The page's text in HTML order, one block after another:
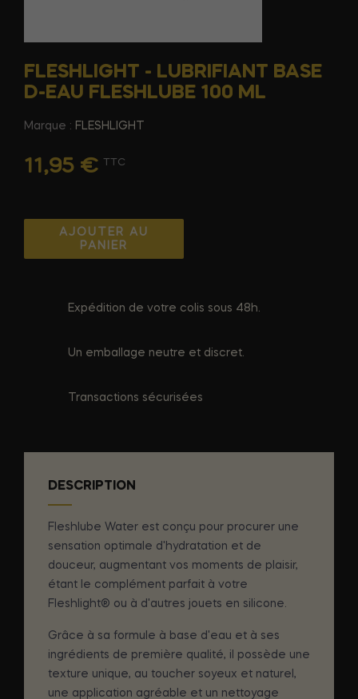
FLESHLIGHT - LUBRIFIANT BASE
D-EAU FLESHLUBE 100 ML
Marque : FLESHLIGHT
11,95 € TTC
AJOUTER AU
PANIER
Expédition de votre colis sous 48h.
Un emballage neutre et discret.
Transactions sécurisées
DESCRIPTION
Fleshlube Water est conçu pour procurer une
sensation optimale d'hydratation et de
douceur, augmentant vos moments de plaisir,
étant le complément parfait à votre
Fleshlight® ou à d'autres jouets en silicone.
Grâce à sa formule à base d'eau et à ses
ingrédients de première qualité, il possède une
texture unique, au toucher soyeux et naturel,
une application agréable et un nettoyage